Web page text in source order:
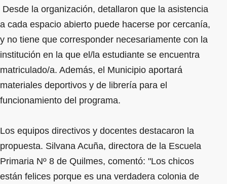
Desde la organización, detallaron que la asistencia
a cada espacio abierto puede hacerse por cercanía,
y no tiene que corresponder necesariamente con la
institución en la que el/la estudiante se encuentra
matriculado/a. Además, el Municipio aportará
materiales deportivos y de librería para el
funcionamiento del programa.
Los equipos directivos y docentes destacaron la
propuesta. Silvana Acuña, directora de la Escuela
Primaria Nº 8 de Quilmes, comentó: "Los chicos
están felices porque es una verdadera colonia de